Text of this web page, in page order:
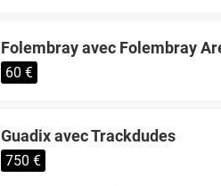
Folembray avec Folembray
60 €
Guadix avec Trackdudes
750 €